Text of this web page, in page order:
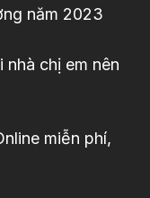
năm 2023
nhà chị em nên
miễn phí,